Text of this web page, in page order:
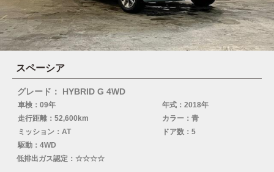
スペーシア
グレード： HYBRID G 4WD
車検：09年
年式：2018年
走行距離：52,600km
カラー：青
ミッション：AT
ドア数：5
駆動：4WD
低排出ガス認定：☆☆☆☆